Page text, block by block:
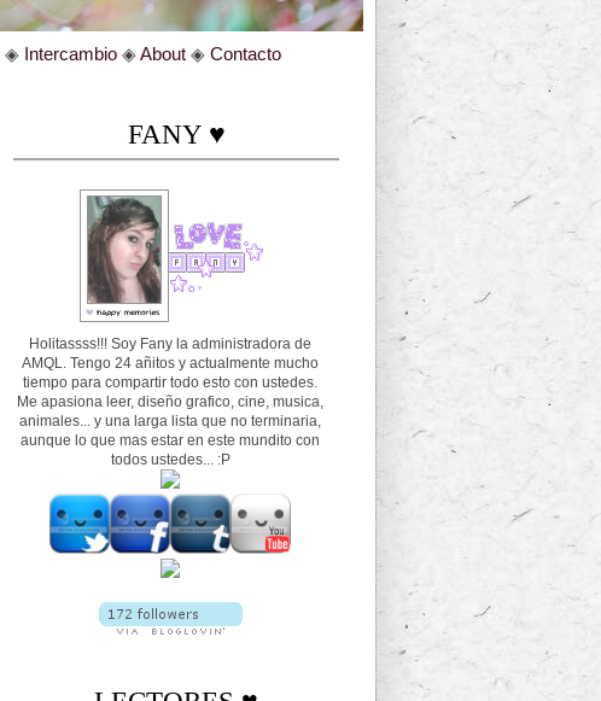
◈ Intercambio◈About◈ Contacto
FANY ♥
Holitassss!!! Soy Fany la administradora de
AMQL. Tengo 24 añitos y actualmente mucho
tiempo para compartir todo esto con ustedes.
Me apasiona leer, diseño grafico, cine, musica,
animales... y una larga lista que no terminaria,
aunque lo que mas estar en este mundito con
todos ustedes... :P